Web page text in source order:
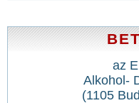
az
Alkohol-
(1105